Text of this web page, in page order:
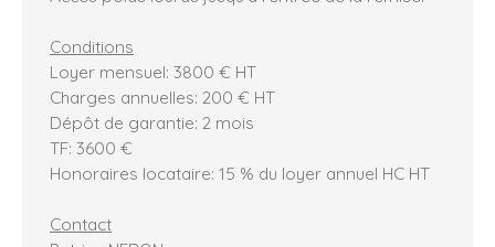
Conditions
Loyer mensuel: 3800 € HT
Charges annuelles: 200 € HT
Dépôt de garantie: 2 mois
TF: 3600 €
Honoraires locataire: 15 % du loyer annuel HC HT
Contact